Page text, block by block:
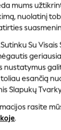
&
Pumps
mums
nuolatinį
Su Visais
nustatymus
esančią
Slapukų
rasite
.